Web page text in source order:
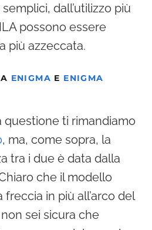
dall’utilizzo più
possono essere
più azzeccata.
ENIGMA E ENIGMA
questione ti rimandiamo
, ma, come sopra, la
tra i due è data dalla
che il modello
in più all’arco del
sei sicura che